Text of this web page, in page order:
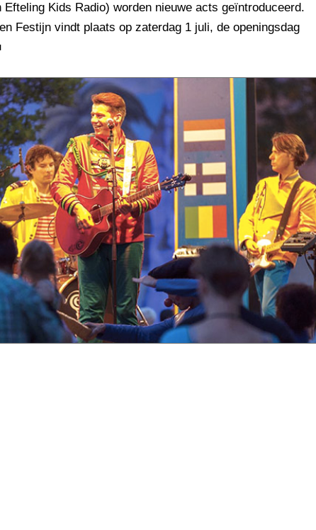
Kids Radio) worden nieuwe acts geïntroduceerd.
Festijn vindt plaats op zaterdag 1 juli, de openingsdag